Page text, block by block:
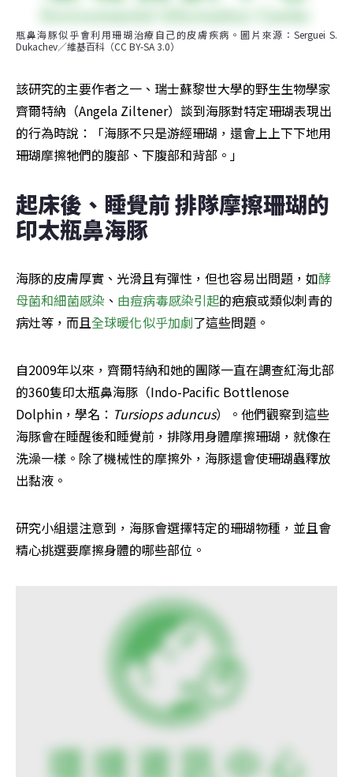
瓶鼻海豚似乎會利用珊瑚治療自己的皮膚疾病。圖片來源：Serguei S.
Dukachev／維基百科（CC BY-SA 3.0）
該研究的主要作者之一、瑞士蘇黎世大學的野生生物學家
齊爾特納（Angela Ziltener）談到海豚對特定珊瑚表現出
的行為時說：「海豚不只是游經珊瑚，還會上上下下地用
珊瑚摩擦​牠們的​腹部、下腹部和背部。」
起床後、睡覺前 排隊摩擦珊瑚的
印太瓶鼻海豚
海豚的皮膚厚實、光滑且有彈性，但也容易出問題，如酵
母菌和細菌感染 、 由痘病毒感染引起的疤痕或類似刺青的
病灶等，而且全球暖化似乎加劇了這些問題。
自2009年以來，齊爾特納和她的團隊一直在調查紅海北部
的360隻印太瓶鼻海豚（Indo-Pacific Bottlenose
Dolphin，學名： Tursiops aduncus）。他們觀察到這些
海豚會在睡醒後和睡覺前，排隊用身體摩擦珊瑚，就像在
洗澡一樣。除了機械性的摩擦外，海豚還會使珊瑚蟲釋放
出黏液。
研究小組還注意到，海豚會選擇特定的珊瑚物種，並且會
精心挑選要摩擦身體的哪些部位。